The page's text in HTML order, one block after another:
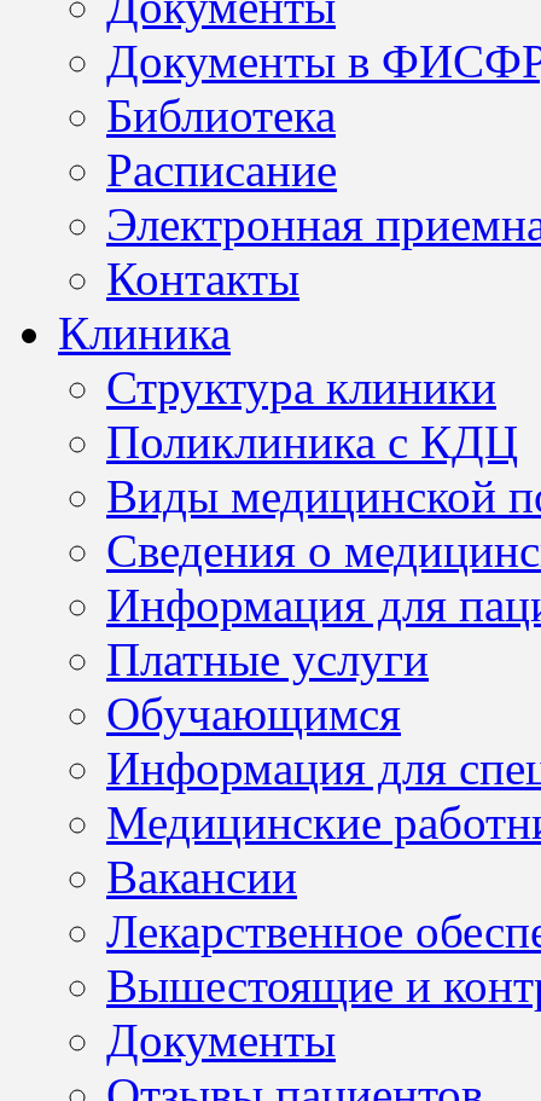
Документы в
Библиотека
Расписание
Электронная
Контакты
Клиника
Структура клиники
Поликлиника с КДЦ
Виды медицинской
Сведения о
Информация для
Платные услуги
Обучающимся
Информация для
Медицинские
Вакансии
Лекарственное
Вышестоящие и
Документы